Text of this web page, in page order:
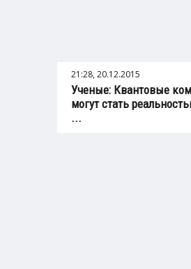
21:28, 20.12.2015
Ученые: Квантовые
могут стать
...